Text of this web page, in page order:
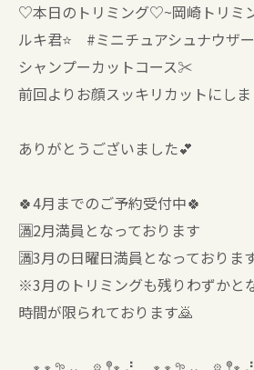
♡本日のトリミング♡⁠~岡崎トリミ
ルキ君⭐ #ミニチュアシュナウザー
シャンプーカットコース✂️
前回よりお顔スッキリカットにし
ありがとうございました💕
🍀4月までのご予約受付中🍀
🈵2月満員となっております
🈵3月の日曜日満員となっておりま
※3月のトリミングも残りわずかと
時間が限られております🙇